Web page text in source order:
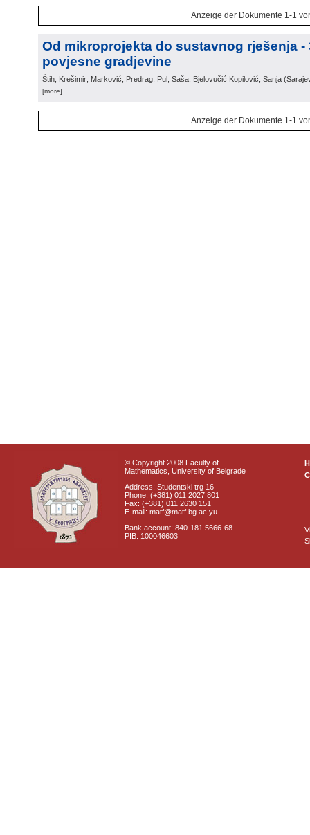
Anzeige der Dokumente 1-1
Od mikroprojekta do sustavnog rješenja -
povjesne gradjevine
Štih, Krešimir; Marković, Predrag; Pul, Saša; Bjelovučić Kopilović, Sanja (
[more]
Anzeige der Dokumente 1-1
© Copyright 2008 Faculty of
Mathematics, University of Belgrade
Address: Studentski trg 16
Phone: (+381) 011 2027 801
Fax: (+381) 011 2630 151
E-mail: matf@matf.bg.ac.yu
Bank account: 840-181 5666-68
PIB: 100046603